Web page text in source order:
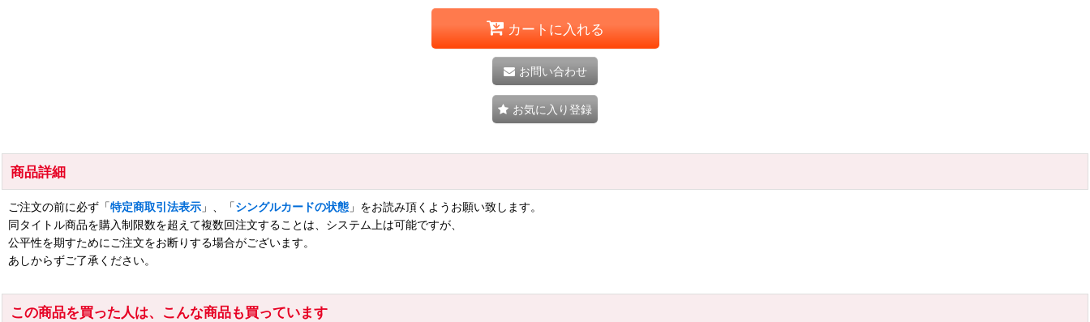
カートに入れる
お問い合わせ
お気に入り登録
商品詳細
ご注文の前に必ず「特定商取引法表示 」、「シングルカードの状態 」をお読み頂くようお願い致します。
同タイトル商品を購入制限数を超えて複数回注文することは、システム上は可能ですが、
公平性を期すためにご注文をお断りする場合がございます。
あしからずご了承ください。
この商品を買った人は、こんな商品も買っています